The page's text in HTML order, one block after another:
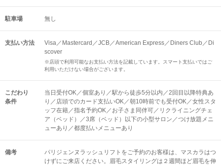
駐車場 無し
支払い方法
Visa／Mastercard／JCB／American Express／Diners Club／Di
scover
※店頭で利用可能なお支払い方法を記載しています。スマート支払いではご
利用いただけない場合がございます。
こだわり
条件
当日受付OK／個室あり／駅から徒歩5分以内／2回目以降特典あ
り／店頭でのカード支払いOK／朝10時前でも受付OK／女性スタ
ッフ在籍／指名予約OK／お子さま同伴可／リクライニングチェ
ア（ベッド）／3席（ベッド）以下の小型サロン／つけ放題メニ
ューあり／都度払いメニューあり
備考
パリジェンヌラッシュリフトをご予約のお客様は、マスカラはつ
けずにご来店ください。眉毛スタイリングは２週間ほど眉毛を伸